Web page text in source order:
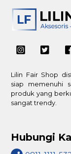
Lilin Fair Shop
siap memenuhi
produk yang
sangat trendy.
Hubungi